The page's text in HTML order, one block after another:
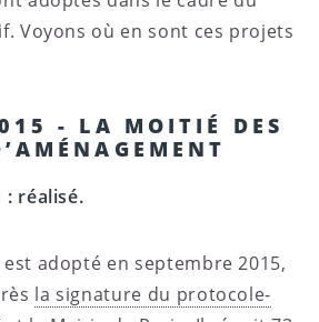
Voyons où en sont ces projets
- LA MOITIÉ DES
: réalisé.
adopté en septembre 2015,
la signature du protocole-